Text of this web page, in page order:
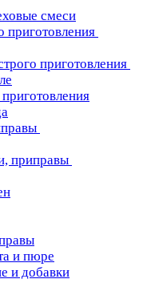
смеси
приготовления
приготовления
приправы
и пюре
и добавки